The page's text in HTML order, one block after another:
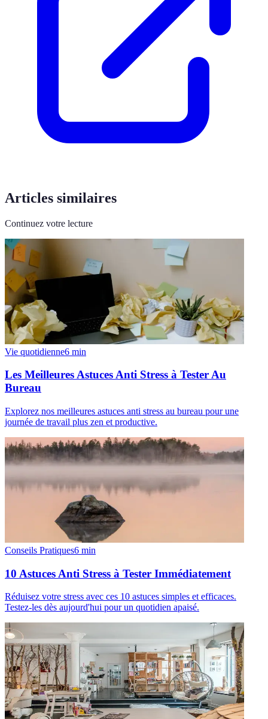
Articles similaires
Continuez votre lecture
Vie quotidienne6 min
Les Meilleures Astuces Anti Stress à Tester Au
Bureau
Explorez nos meilleures astuces anti stress au bureau pour une
journée de travail plus zen et productive.
Conseils Pratiques6 min
10 Astuces Anti Stress à Tester Immédiatement
Réduisez votre stress avec ces 10 astuces simples et efficaces.
Testez-les dès aujourd'hui pour un quotidien apaisé.